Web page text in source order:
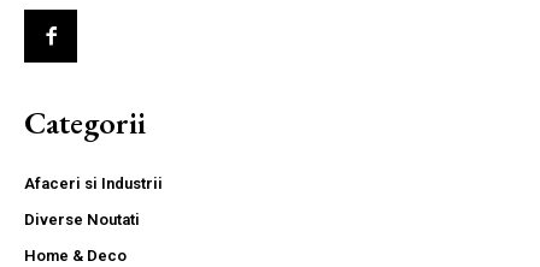
Categorii
Afaceri si Industrii
Diverse Noutati
Home & Deco